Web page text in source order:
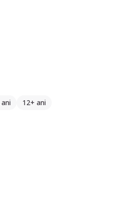
12+ ani